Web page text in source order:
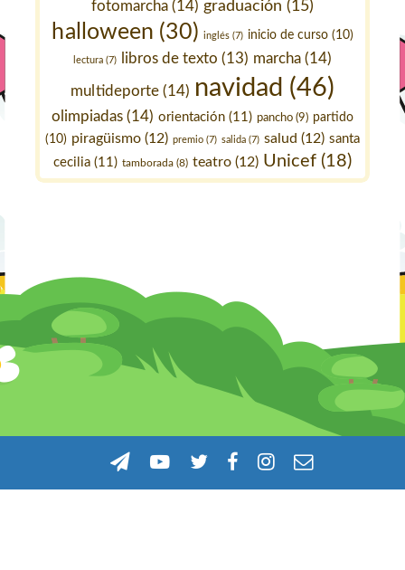
fotomarcha (14) graduación (15)
halloween (30) inglés(7) inicio de curso(10)
lectura (7) libros de texto (13) marcha (14)
multideporte(14) navidad (46)
olimpiadas (14) orientación (11) pancho (9) partido
(10) piragüismo (12) premio (7) salida (7) salud (12) santa
cecilia (11) tamborada (8) teatro (12) Unicef (18)